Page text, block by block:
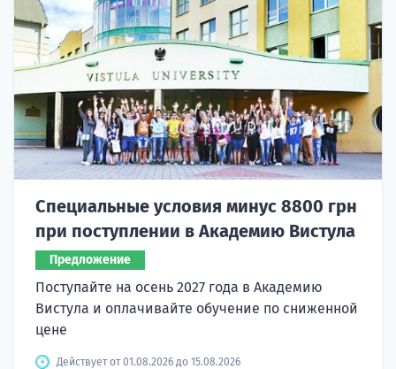
Специальные условия минус 8800 грн
при поступлении в Академию Вистула
Предложение
Поступайте на осень 2027 года в Академию
Вистула и оплачивайте обучение по сниженной
цене
Действует от 01.08.2026 до 15.08.2026